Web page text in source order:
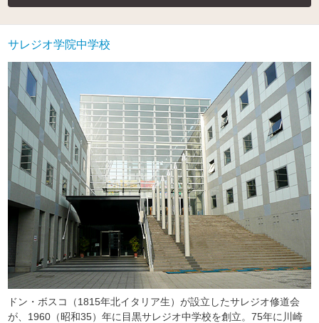
サレジオ学院中学校
ドン・ボスコ（1815年北イタリア生）が設立したサレジオ修道会
が、1960（昭和35）年に目黒サレジオ中学校を創立。75年に川崎